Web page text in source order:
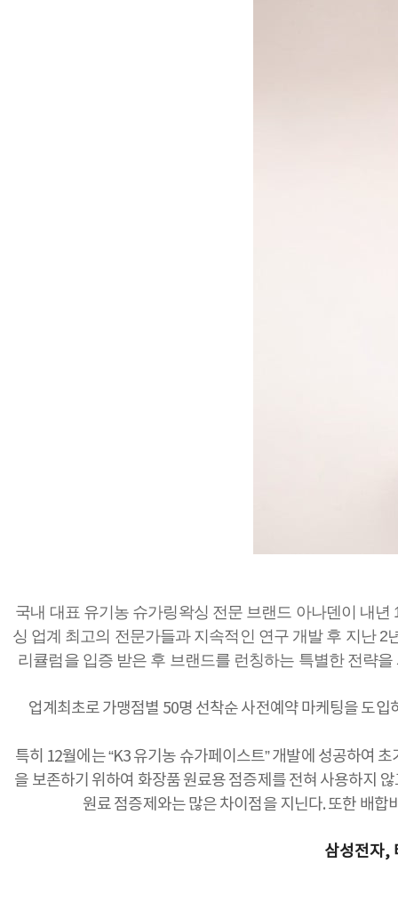
국내 대표 유기농 슈가링왁싱 전문 브랜드 아나덴이 내
싱 업계 최고의 전문가들과 지속적인 연구 개발 후 지난
리큘럼을 입증 받은 후 브랜드를 런칭하는 특별한 전략
업계최초로 가맹점별 50명 선착순 사전예약 마케팅을 도
특히 12월에는 “K3 유기농 슈가페이스트” 개발에 성공하여
을 보존하기 위하여 화장품 원료용 점증제를 전혀 사용하지
원료 점증제와는 많은 차이점을 지닌다. 또한 배
삼성전자,